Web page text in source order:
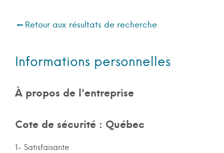
Retour aux résultats de recherche
Informations personnelles
À propos de l'entreprise
Cote de sécurité : Québec
1- Satisfaisante